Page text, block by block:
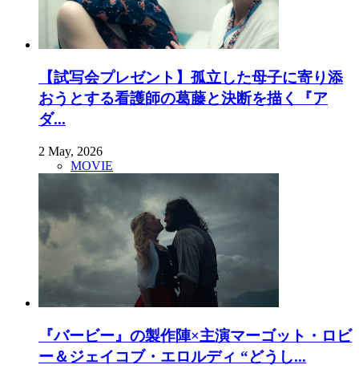
【試写会プレゼント】孤立した母子に寄り添
おうとする看護師の葛藤と決断を描く『ア
ダ...
2 May, 2026
MOVIE
『バービー』の製作陣×主演マーゴット・ロビ
ー＆ジェイコブ・エロルディ “どうし...